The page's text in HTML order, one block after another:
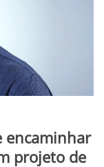
encaminhar
projeto de